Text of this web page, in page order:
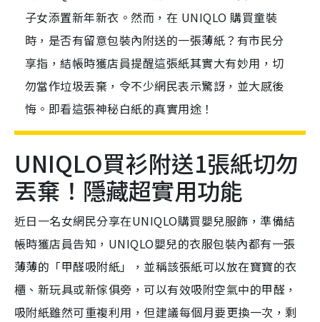
子女添置新年新衣。然而，在 UNIQLO 購買童裝
時，是否有留意包裝內附送的一張薄紙？有市民分
享指，結帳時獲店員提醒這張紙其實大有妙用，切
勿當作垃圾丟棄，令不少網民表示驚訝，並大感後
悔。即看這張神秘白紙的真實用途！
UNIQLO買衫附送1張紙切勿
丟棄！隱藏超實用功能
近日一名女網民分享在UNIQLO購買嬰兒服飾，準備結
帳時獲店員告知，UNIQLO嬰兒的衣服包裝內都有一張
薄薄的「甲醛吸附紙」，並稱該張紙可以放在寶寶的衣
櫃、新玩具或新傢俱旁，可以有效吸附空氣中的甲醛，
吸附紙雖然可重複利用，但建議每個月要更換一次，剩